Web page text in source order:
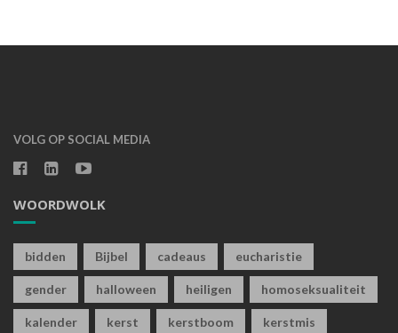
VOLG OP SOCIAL MEDIA
WOORDWOLK
bidden Bijbel cadeaus eucharistie
gender halloween heiligen homoseksualiteit
kalender kerst kerstboom kerstmis